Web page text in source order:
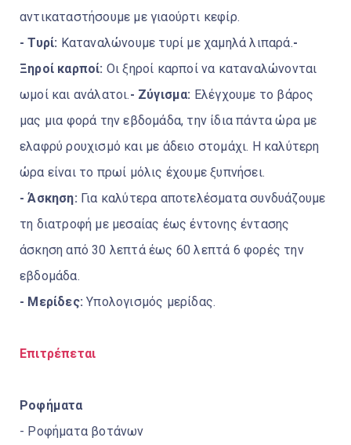
αντικαταστήσουμε με γιαούρτι κεφίρ.
- Τυρί: Καταναλώνουμε τυρί με χαμηλά λιπαρά.-
Ξηροί καρποί: Οι ξηροί καρποί να καταναλώνονται
ωμοί και ανάλατοι.- Ζύγισμα: Ελέγχουμε το βάρος
μας μια φορά την εβδομάδα, την ίδια πάντα ώρα με
ελαφρύ ρουχισμό και με άδειο στομάχι. Η καλύτερη
ώρα είναι το πρωί μόλις έχουμε ξυπνήσει.
- Άσκηση: Για καλύτερα αποτελέσματα συνδυάζουμε
τη διατροφή με μεσαίας έως έντονης έντασης
άσκησηαπό 30 λεπτά έως 60 λεπτά 6 φορές την
εβδομάδα.
- Μερίδες: Υπολογισμός μερίδας.
Επιτρέπεται
Ροφήματα
- Ροφήματα βοτάνων